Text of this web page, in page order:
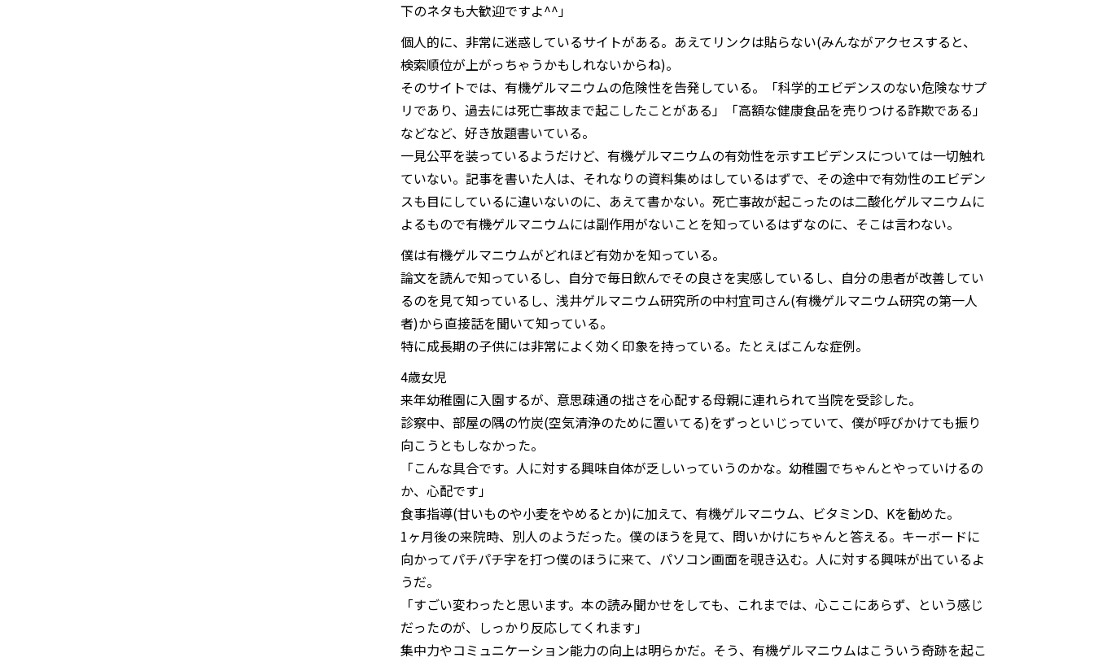
下のネタも大歓迎ですよ^^」
個人的に、非常に迷惑しているサイトがある。あえてリンクは貼らない(みんながアクセスすると、
検索順位が上がっちゃうかもしれないからね)。
そのサイトでは、有機ゲルマニウムの危険性を告発している。「科学的エビデンスのない危険なサプ
リであり、過去には死亡事故まで起こしたことがある」「高額な健康食品を売りつける詐欺である」
などなど、好き放題書いている。
一見公平を装っているようだけど、有機ゲルマニウムの有効性を示すエビデンスについては一切触れ
ていない。記事を書いた人は、それなりの資料集めはしているはずで、その途中で有効性のエビデン
スも目にしているに違いないのに、あえて書かない。死亡事故が起こったのは二酸化ゲルマニウムに
よるもので有機ゲルマニウムには副作用がないことを知っているはずなのに、そこは言わない。
僕は有機ゲルマニウムがどれほど有効かを知っている。
論文を読んで知っているし、自分で毎日飲んでその良さを実感しているし、自分の患者が改善してい
るのを見て知っているし、浅井ゲルマニウム研究所の中村宜司さん(有機ゲルマニウム研究の第一人
者)から直接話を聞いて知っている。
特に成長期の子供には非常によく効く印象を持っている。たとえばこんな症例。
4歳女児
来年幼稚園に入園するが、意思疎通の拙さを心配する母親に連れられて当院を受診した。
診察中、部屋の隅の竹炭(空気清浄のために置いてる)をずっといじっていて、僕が呼びかけても振り
向こうともしなかった。
「こんな具合です。人に対する興味自体が乏しいっていうのかな。幼稚園でちゃんとやっていけるの
か、心配です」
食事指導(甘いものや小麦をやめるとか)に加えて、有機ゲルマニウム、ビタミンD、Kを勧めた。
1ヶ月後の来院時、別人のようだった。僕のほうを見て、問いかけにちゃんと答える。キーボードに
向かってパチパチ字を打つ僕のほうに来て、パソコン画面を覗き込む。人に対する興味が出ているよ
うだ。
「すごい変わったと思います。本の読み聞かせをしても、これまでは、心ここにあらず、という感じ
だったのが、しっかり反応してくれます」
集中力やコミュニケーション能力の向上は明らかだ。そう、有機ゲルマニウムはこういう奇跡を起こ